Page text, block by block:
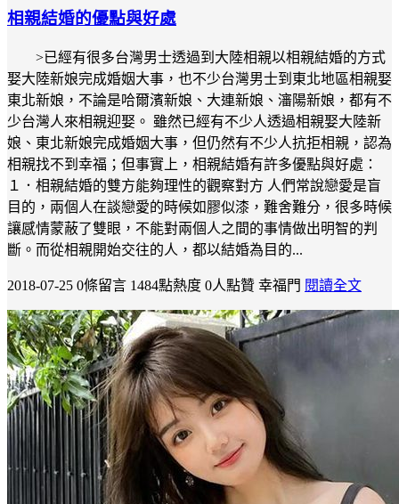
相親結婚的優點與好處
>已經有很多台灣男士透過到大陸相親以相親結婚的方式
娶大陸新娘完成婚姻大事，也不少台灣男士到東北地區相親娶
東北新娘，不論是哈爾濱新娘、大連新娘、瀋陽新娘，都有不
少台灣人來相親迎娶。 雖然已經有不少人透過相親娶大陸新
娘、東北新娘完成婚姻大事，但仍然有不少人抗拒相親，認為
相親找不到幸福；但事實上，相親結婚有許多優點與好處：
１．相親結婚的雙方能夠理性的觀察對方 人們常說戀愛是盲
目的，兩個人在談戀愛的時候如膠似漆，難舍難分，很多時候
讓感情蒙蔽了雙眼，不能對兩個人之間的事情做出明智的判
斷。而從相親開始交往的人，都以結婚為目的...
2018-07-25 0條留言 1484點熱度 0人點贊 幸福門 閱讀全文